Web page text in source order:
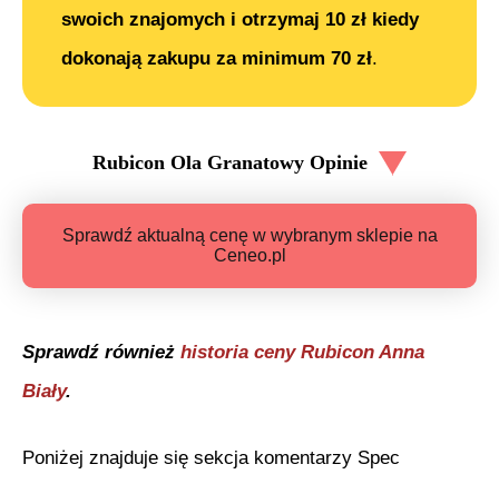
swoich znajomych i otrzymaj 10 zł kiedy
dokonają zakupu za minimum 70 zł.
Rubicon Ola Granatowy Opinie
Sprawdź aktualną cenę w wybranym sklepie na
Ceneo.pl
Sprawdź również historia ceny Rubicon Anna
Biały.
Poniżej znajduje się sekcja komentarzy Spec